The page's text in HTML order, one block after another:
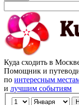
Куда сходить в
Помощник и
по интересным
и лучшим событиям